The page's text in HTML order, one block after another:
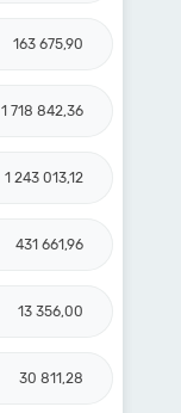
163 675,90
1 718 842,36
1 243 013,12
431 661,96
13 356,00
30 811,28